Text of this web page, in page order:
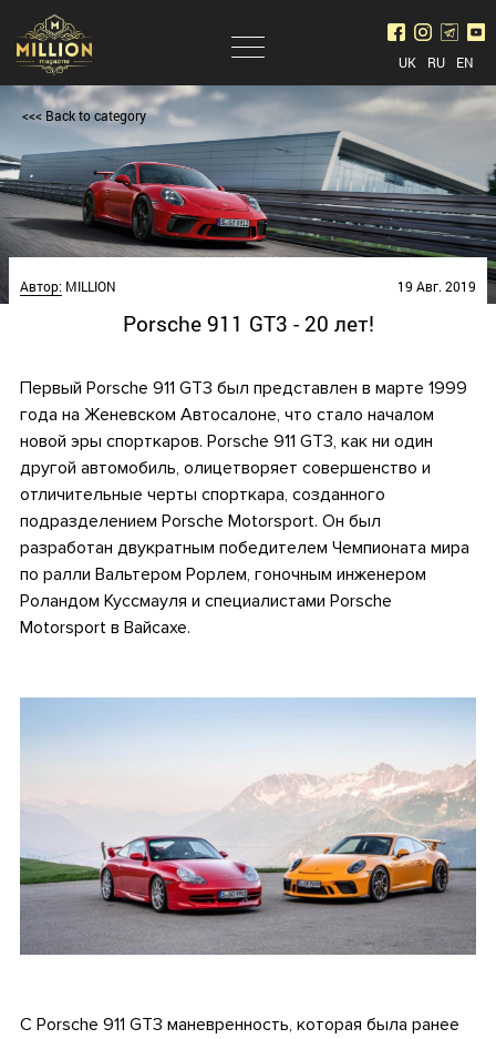
UK RU EN
<<< Back to category
Автор:MILLION 19 Авг. 2019
Porsche 911 GT3 - 20 лет!
Первый Porsche 911 GT3 был представлен в марте 1999
года на Женевском Автосалоне, что стало началом
новой эры спорткаров. Porsche 911 GT3, как ни один
другой автомобиль, олицетворяет совершенство и
отличительные черты спорткара, созданного
подразделением Porsche Motorsport. Он был
разработан двукратным победителем Чемпионата мира
по ралли Вальтером Рорлем, гоночным инженером
Роландом Куссмауля и специалистами Porsche
Motorsport в Вайсахе.
С Porsche 911 GT3 маневренность, которая была ранее